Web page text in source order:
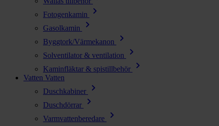
Fotogenkamin chevron_right
Gasolkamin chevron_right
Byggtork/Värmekanon chevron_right
Solventilator & ventilation chevron_right
Kaminfläktar & spistillbehör chevron_right
Vatten Vatten
Duschkabiner
chevron_right
Duschdörrar chevron_right
Varmvattenberedare chevron_right